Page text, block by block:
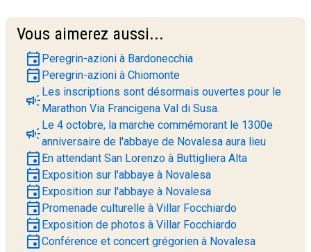
Vous aimerez aussi...
event Peregrin-azioni à Bardonecchia
event Peregrin-azioni à Chiomonte
campaignLes inscriptions sont désormais ouvertes pour le
Marathon Via Francigena Val di Susa.
campaignLe 4 octobre, la marche commémorant le 1300e
anniversaire de l'abbaye de Novalesa aura lieu
event En attendant San Lorenzo à Buttigliera Alta
event Exposition sur l'abbaye à Novalesa
event Exposition sur l'abbaye à Novalesa
event Promenade culturelle à Villar Focchiardo
event Exposition de photos à Villar Focchiardo
eventConférence et concert grégorien à Novalesa